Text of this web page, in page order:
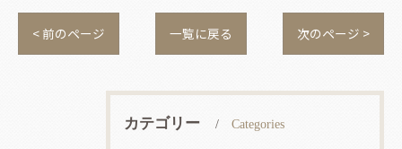
< 前のページ 一覧に戻る 次のページ >
カテゴリー Categories